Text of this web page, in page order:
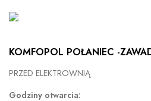
KOMFOPOL POŁANIEC -
PRZED ELEKTROWNIĄ
Godziny otwarcia: